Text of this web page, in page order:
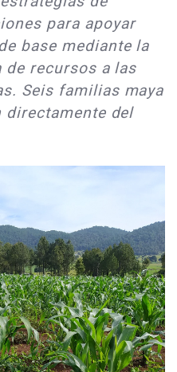
para apoyar
base mediante la
recursos a las
Seis familias maya
del